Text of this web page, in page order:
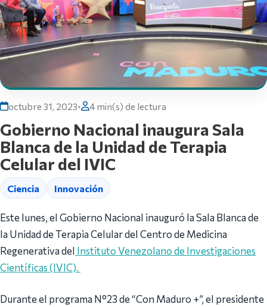
octubre 31, 2023• 4 min(s) de lectura
Gobierno Nacional inaugura Sala
Blanca de la Unidad de Terapia
Celular del IVIC
Ciencia Innovación
Este lunes, el Gobierno Nacional inauguró la Sala Blanca de
la Unidad de Terapia Celular del Centro de Medicina
Regenerativa del Instituto Venezolano de Investigaciones
Científicas (IVIC).
Durante el programa N°23 de “Con Maduro +”, el presidente